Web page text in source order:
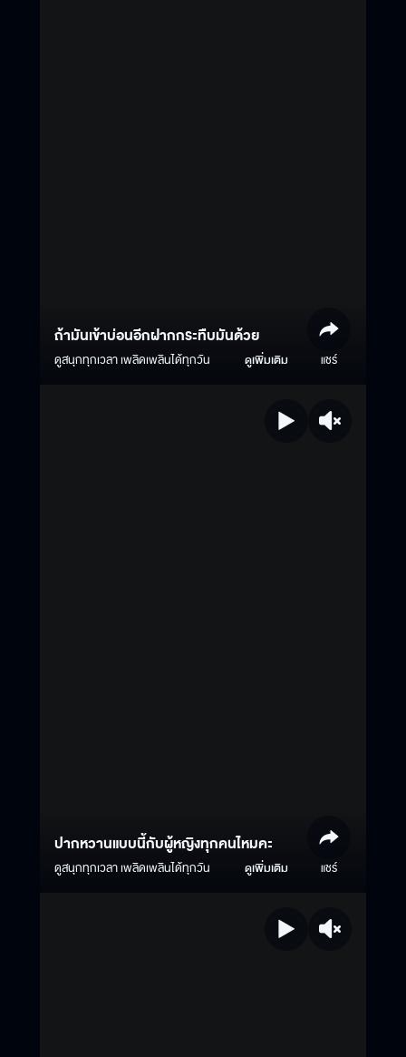
ถ้ามันเข้าบ่อนอีกฝากกระทืบมันด้วย
ดูสนุกทุกเวลา เพลิดเพลินได้ทุกวัน ดูเพิ่มเติม แชร์
ปากหวานแบบนี้กับผู้หญิงทุกคนไหมคะ
ดูสนุกทุกเวลา เพลิดเพลินได้ทุกวัน ดูเพิ่มเติม แชร์